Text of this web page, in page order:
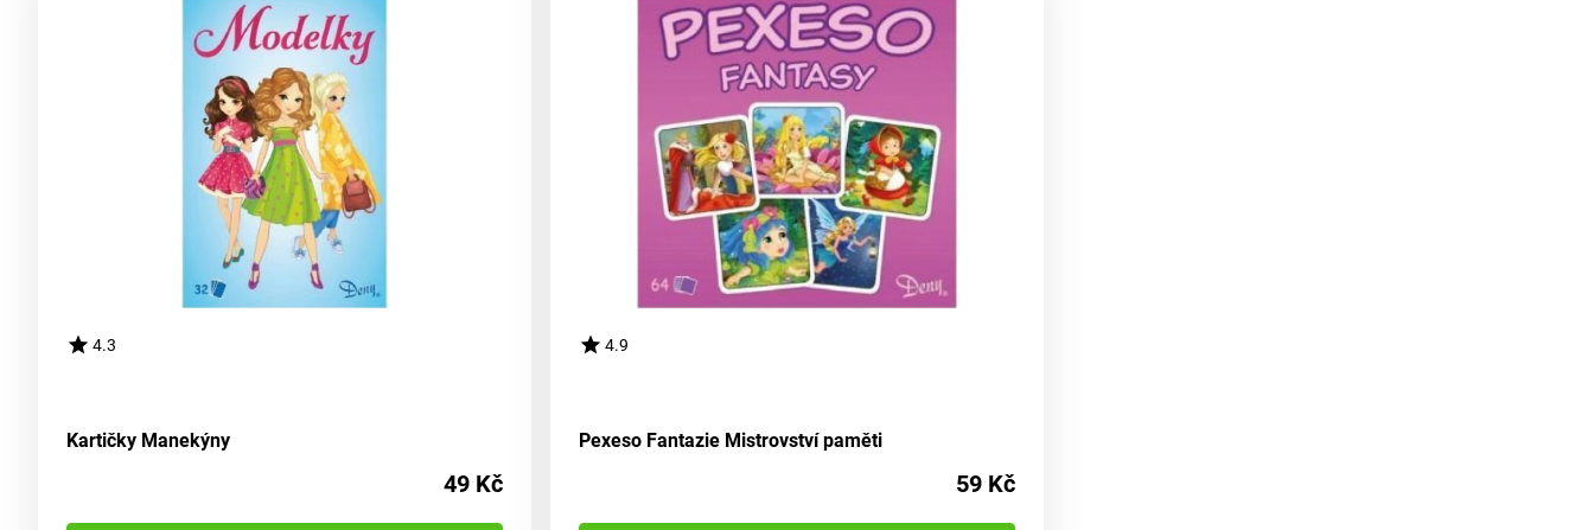
4.3
Kartičky Manekýny
49 Kč
4.9
Pexeso Fantazie Mistrovství paměti
59 Kč